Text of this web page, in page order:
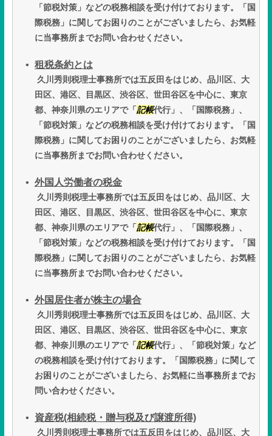
「節税対策」などの税務相談を受け付けております。「国
際税務」に関してお困りのことがございましたら、お気軽
に当事務所までお問い合わせください。
租税条約とは
久川秀則税理士事務所では五反田をはじめ、品川区、大
田区、港区、目黒区、渋谷区、世田谷区を中心に、東京
都、神奈川県のエリアで「 記帳代行」、「国際税務」、
「節税対策」などの税務相談を受け付けております。「国
際税務」に関してお困りのことがございましたら、お気軽
に当事務所までお問い合わせください。
外国人労働者の税金
久川秀則税理士事務所では五反田をはじめ、品川区、大
田区、港区、目黒区、渋谷区、世田谷区を中心に、東京
都、神奈川県のエリアで「 記帳代行」、「国際税務」、
「節税対策」などの税務相談を受け付けております。「国
際税務」に関してお困りのことがございましたら、お気軽
に当事務所までお問い合わせください。
外国居住者が株主の場合
久川秀則税理士事務所では五反田をはじめ、品川区、大
田区、港区、目黒区、渋谷区、世田谷区を中心に、東京
都、神奈川県のエリアで「 記帳代行」、「節税対策」など
の税務相談を受け付けております。「国際税務」に関して
お困りのことがございましたら、お気軽に当事務所までお
問い合わせください。
資産税(相続税・贈与税及び譲渡所得)
久川秀則税理士事務所では五反田をはじめ、品川区、大